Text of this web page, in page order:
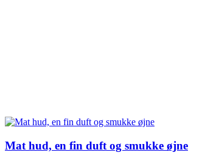
Mat hud, en fin duft og smukke øjne